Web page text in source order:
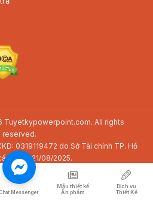
Tuyetkypowerpoint.com. All rights
reserved.
0319119472 do Sở Tài chính TP. Hồ
ngày 21/08/2025.
Sun Avenue, 28 Mai Chí Thọ, P. Bình
TP. Hồ Chí Minh
lienhe@tuyetkypowerpoint.com
Chat Messenger
Mẫu thiết kế
Ấn phẩm
Dịch vụ
Thiết Kế